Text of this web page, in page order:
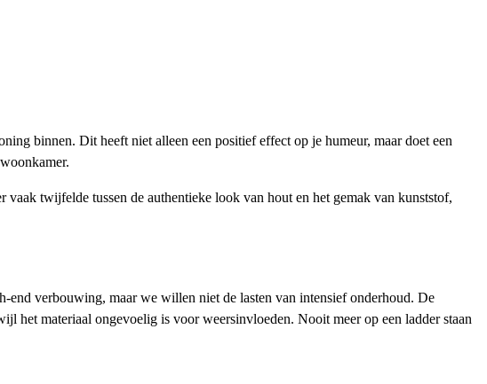
binnen. Dit heeft niet alleen een positief effect op je humeur, maar doet een
twijfelde tussen de authentieke look van hout en het gemak van kunststof,
verbouwing, maar we willen niet de lasten van intensief onderhoud. De
het materiaal ongevoelig is voor weersinvloeden. Nooit meer op een ladder staan